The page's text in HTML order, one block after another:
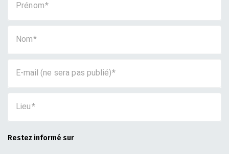
Prénom
Nom
E-mail (ne sera pas publié)
Lieu
Restez informé sur